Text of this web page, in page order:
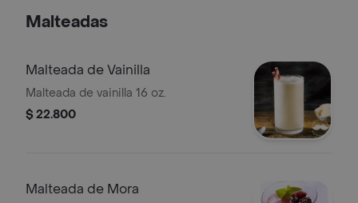
Malteadas
Malteada de Vainilla
Malteada de vainilla 16 oz.
$ 22.800
Malteada de Mora